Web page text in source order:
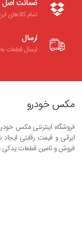
ضمانت اصل
تمام کالاهای
ارسال
ارسال قطعات
مکس خودرو
فروشگاه اینترنتی مکس
فروش و تامین قطعات